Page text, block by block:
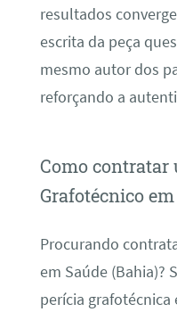
resultados
escrita da peça
mesmo autor dos
reforçando a
Como contratar
Grafotécnico
Procurando
em Saúde (Bahia)?
perícia grafotécnica